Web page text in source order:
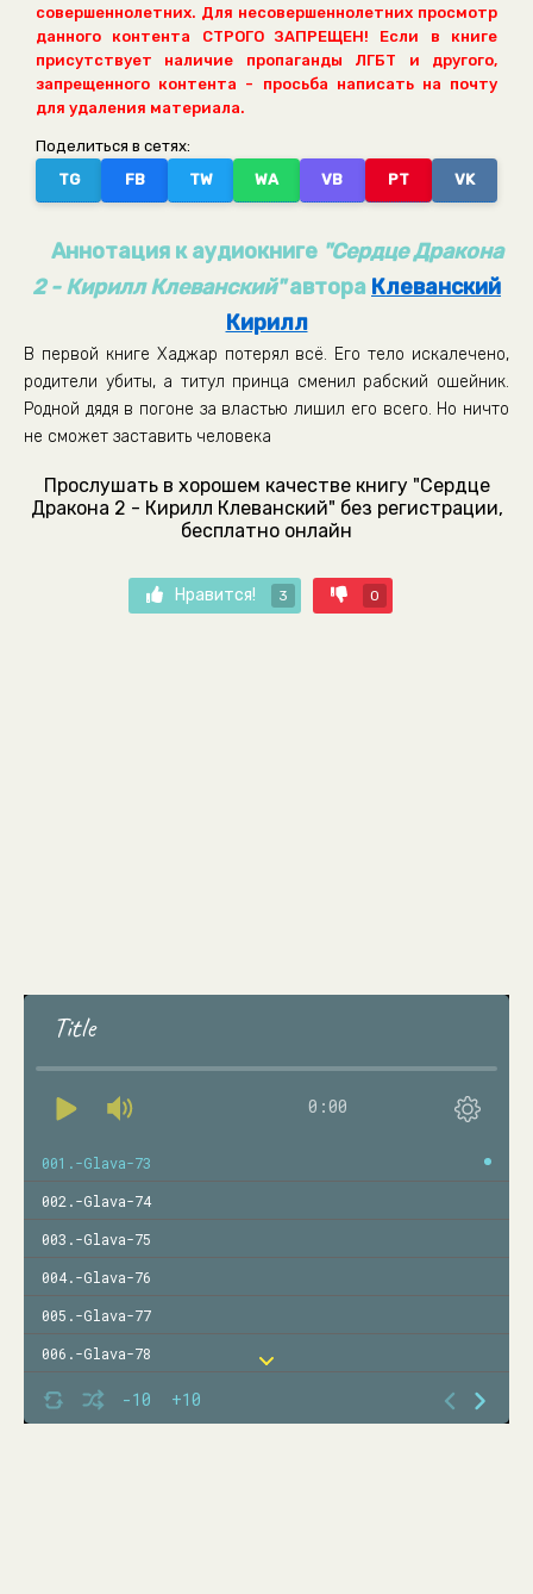
совершеннолетних. Для несовершеннолетних просмотр
данного контента СТРОГО ЗАПРЕЩЕН! Если в книге
присутствует наличие пропаганды ЛГБТ и другого,
запрещенного контента - просьба написать на почту
для удаления материала.
Поделиться в сетях:
TG
FB TW WA VB PT VK
Аннотация к аудиокниге "Сердце Дракона
2 - Кирилл Клеванский"автора Клеванский
Кирилл
В первой книге Хаджар потерял всё. Его тело искалечено,
родители убиты, а титул принца сменил рабский ошейник.
Родной дядя в погоне за властью лишил его всего. Но ничто
не сможет заставить человека
Прослушать в хорошем качестве книгу "Сердце
Дракона 2 - Кирилл Клеванский" без регистрации,
бесплатно онлайн
Нравится! 3 0
Title
0:00
-10 +10
001.-Glava-73
002.-Glava-74
003.-Glava-75
004.-Glava-76
005.-Glava-77
006.-Glava-78
007.-Glava-79
008.-Glava-80